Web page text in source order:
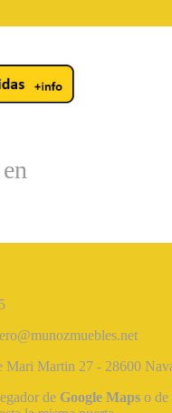
Mari Martin 27 - 28600
de Google Maps o de